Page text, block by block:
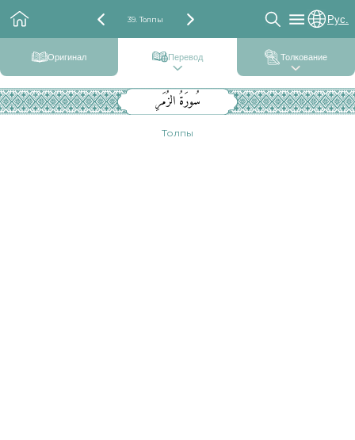
39. Толпы Рус.
Оригинал Перевод Толкование
سُورَةُ الزُمَرِ
Толпы